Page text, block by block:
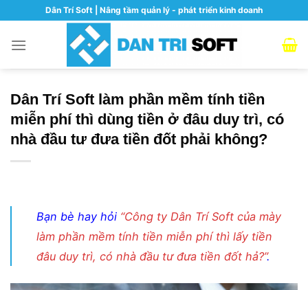
content
Dân Trí Soft | Nâng tầm quản lý - phát triển kinh doanh
Dân Trí Soft làm phần mềm tính tiền
miễn phí thì dùng tiền ở đâu duy trì, có
nhà đầu tư đưa tiền đốt phải không?
Bạn bè hay hỏi “Công ty Dân Trí Soft của mày
làm phần mềm tính tiền miễn phí thì lấy tiền
đâu duy trì, có nhà đầu tư đưa tiền đốt hả?”.